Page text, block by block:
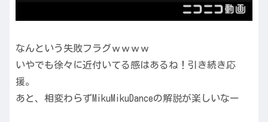
なんという失敗フラグｗｗｗｗ
いやでも徐々に近付いてる感はあるね！引き続き応
援。
あと、相変わらずMikuMikuDanceの解説が楽しいなー